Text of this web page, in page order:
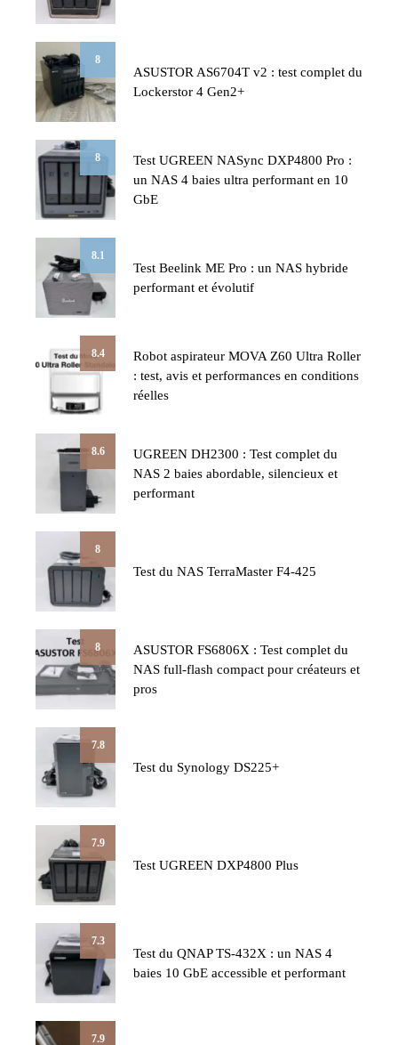
8
ASUSTOR AS6704T v2 : test complet du
Lockerstor 4 Gen2+
8
Test UGREEN NASync DXP4800 Pro :
un NAS 4 baies ultra performant en 10
GbE
8.1
Test Beelink ME Pro : un NAS hybride
performant et évolutif
8.4
Robot aspirateur MOVA Z60 Ultra Roller
: test, avis et performances en conditions
réelles
8.6
UGREEN DH2300 : Test complet du
NAS 2 baies abordable, silencieux et
performant
8
Test du NAS TerraMaster F4-425
8
ASUSTOR FS6806X : Test complet du
NAS full-flash compact pour créateurs et
pros
7.8
Test du Synology DS225+
7.9
Test UGREEN DXP4800 Plus
7.3
Test du QNAP TS-432X : un NAS 4
baies 10 GbE accessible et performant
7.9